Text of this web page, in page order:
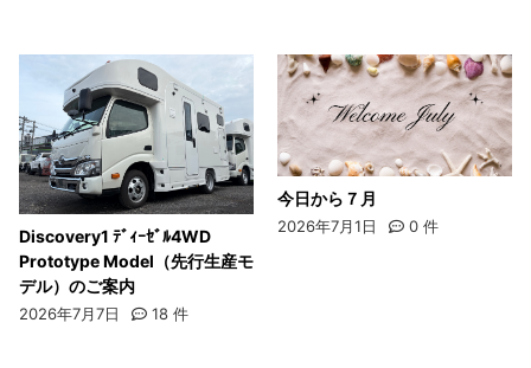
Discovery1 ﾃﾞｨｰｾﾞﾙ4WD
Prototype Model（先行生産モ
デル）のご案内
2026年7月7日 18 件
今日から７月
2026年7月1日 0 件